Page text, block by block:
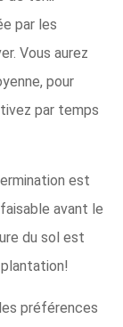
par les
Vous aurez
pour
par temps
est
avant le
du sol est
préférences